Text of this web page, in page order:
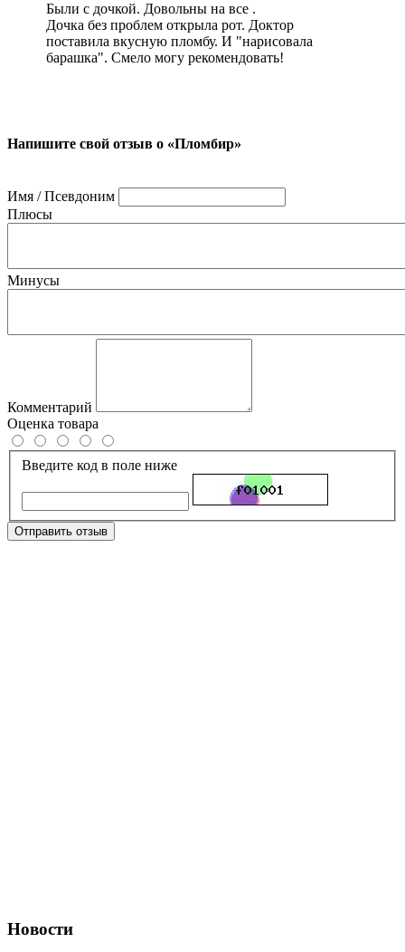
Были с дочкой. Довольны на все .
Дочка без проблем открыла рот. Доктор
поставила вкусную пломбу. И "нарисовала
барашка". Смело могу рекомендовать!
Напишите свой отзыв о «Пломбир»
Имя / Псевдоним
Плюсы
Минусы
Комментарий
Оценка товара
Введите код в поле ниже
Отправить отзыв
Новости